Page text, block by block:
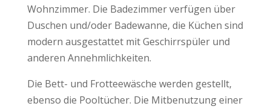
Wohnzimmer. Die Badezimmer verfügen über
Duschen und/oder Badewanne, die Küchen sind
modern ausgestattet mit Geschirrspüler und
anderen Annehmlichkeiten.
Die Bett- und Frotteewäsche werden gestellt,
ebenso die Pooltücher. Die Mitbenutzung einer